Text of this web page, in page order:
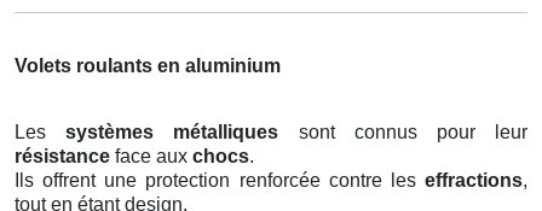
Volets roulants en aluminium
Lessystèmes métalliques sont connus pour leur
résistance face aux chocs.
Ils offrent une protection renforcée contre les effractions,
tout en étant design.